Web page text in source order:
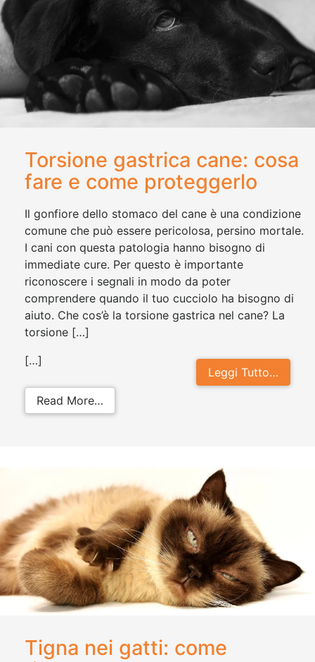
Torsione gastrica cane: cosa
fare e come proteggerlo
Il gonfiore dello stomaco del cane è una condizione
comune che può essere pericolosa, persino mortale.
I cani con questa patologia hanno bisogno di
immediate cure. Per questo è importante
riconoscere i segnali in modo da poter
comprendere quando il tuo cucciolo ha bisogno di
aiuto. Che cos’è la torsione gastrica nel cane? La
torsione […]
Leggi Tutto…
[…]
Read More…
Tigna nei gatti: come